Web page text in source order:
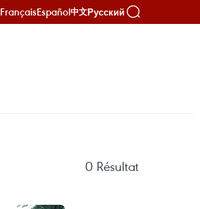
FrançaisEspañol中文Русский
0 Résultat